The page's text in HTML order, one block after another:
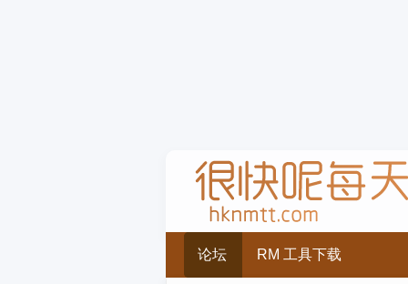
论坛 RM 工具下载